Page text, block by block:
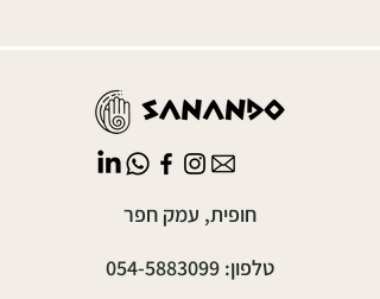
חופית, עמק חפר
טלפון:054-5883099